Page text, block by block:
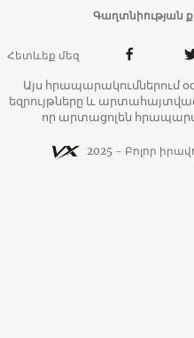
Գաղտնիության
Հետևեք մեզ
Այս հրապարակումներում
եզրույթները և
որ արտացոլեն
2025 - Բոլոր